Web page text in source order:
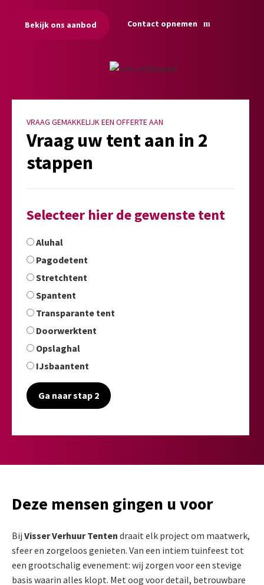
Bekijk ons aanbod Contact opnemen
VRAAG GEMAKKELIJK EEN OFFERTE AAN
Vraag uw tent aan in 2
stappen
Selecteer hier de gewenste tent
Aluhal
Pagodetent
Stretchtent
Spantent
Transparante tent
Doorwerktent
Opslaghal
IJsbaantent
Ga naar stap 2
Deze mensen gingen u voor
Bij Visser Verhuur Tenten draait elk project om maatwerk,
sfeer en zorgeloos genieten. Van een intiem tuinfeest tot
een grootschalig evenement: wij zorgen voor een stevige
basis waarin alles klopt. Met oog voor detail, betrouwbare